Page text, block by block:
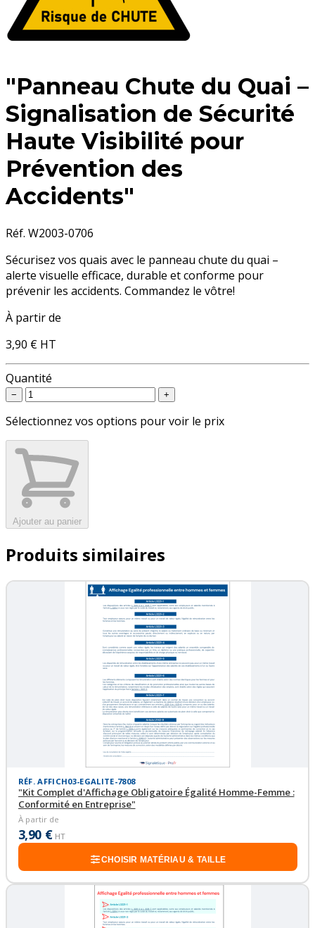
"Panneau Chute du Quai –
Signalisation de Sécurité
Haute Visibilité pour
Prévention des
Accidents"
Réf. W2003-0706
Sécurisez vos quais avec le panneau chute du quai –
alerte visuelle efficace, durable et conforme pour
prévenir les accidents. Commandez le vôtre!
À partir de
3,90 € HT
Quantité
− +
Sélectionnez vos options pour voir le prix
Ajouter au panier
Produits similaires
RÉF. AFFICH03-EGALITE-7808
"Kit Complet d'Affichage Obligatoire Égalité Homme-Femme :
Conformité en Entreprise"
À partir de
3,90 € HT
CHOISIR MATÉRIAU & TAILLE